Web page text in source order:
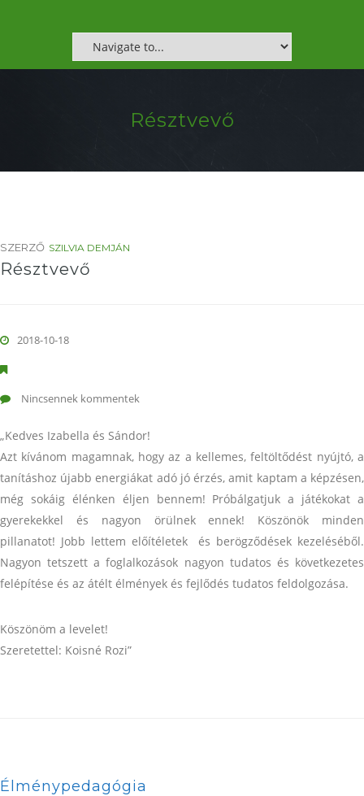
Résztvevő
SZERZŐ SZILVIA DEMJÁN
Résztvevő
2018-10-18
Nincsennek kommentek
„Kedves Izabella és Sándor!
Azt kívánom magamnak, hogy az a kellemes, feltöltődést nyújtó, a
tanításhoz újabb energiákat adó jó érzés, amit kaptam a képzésen,
még sokáig élénken éljen bennem! Próbálgatjuk a játékokat a
gyerekekkel és nagyon örülnek ennek! Köszönök minden
pillanatot! Jobb lettem előítéletek és berögződések kezeléséből.
Nagyon tetszett a foglalkozások nagyon tudatos és következetes
felépítése és az átélt élmények és fejlődés tudatos feldolgozása.
Köszönöm a levelet!
Szeretettel: Koisné Rozi”
Élménypedagógia